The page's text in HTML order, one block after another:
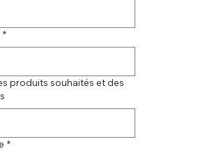
*
produits souhaités et des
*